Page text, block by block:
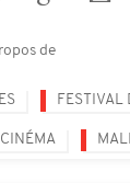
de
FESTIVAL
CINÉMA MALI